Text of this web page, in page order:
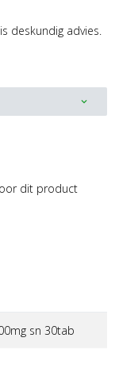
deskundig advies.
expand_more
dit product
sn 30tab